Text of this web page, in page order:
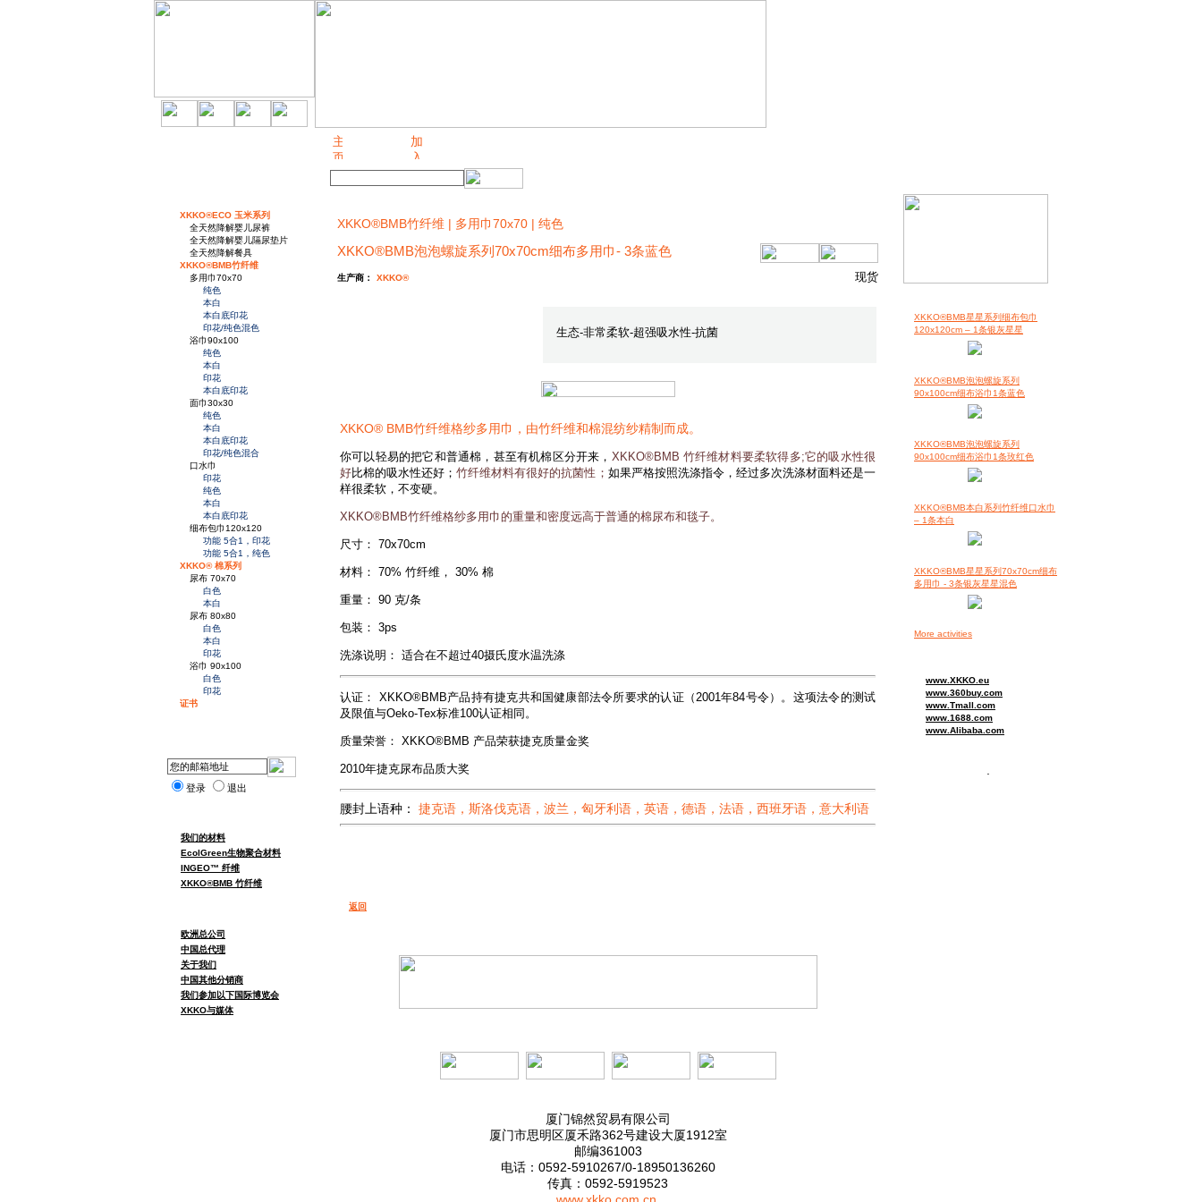
XKKO®ECO 玉米系列
全天然降解婴儿尿裤
全天然降解婴儿隔尿垫片
全天然降解餐具
XKKO®BMB竹纤维
多用巾70x70
纯色
本白
本白底印花
印花/纯色混色
浴巾90x100
纯色
本白
印花
本白底印花
面巾30x30
纯色
本白
本白底印花
印花/纯色混合
口水巾
印花
纯色
本白
本白底印花
细布包巾120x120
功能 5合1，印花
功能 5合1，纯色
XKKO® 棉系列
尿布 70x70
白色
本白
尿布 80x80
白色
本白
印花
浴巾 90x100
白色
印花
证书
登录 退出
我们的材料
EcolGreen生物聚合材料
INGEO™ 纤维
XKKO®BMB 竹纤维
欧洲总公司
中国总代理
关于我们
中国其他分销商
我们参加以下国际博览会
XKKO与媒体
XKKO®BMB星星系列细布包巾
120x120cm – 1条银灰星星
XKKO®BMB泡泡螺旋系列
90x100cm细布浴巾1条蓝色
XKKO®BMB泡泡螺旋系列
90x100cm细布浴巾1条玫红色
XKKO®BMB本白系列竹纤维口水巾
– 1条本白
XKKO®BMB星星系列70x70cm细布
多用巾 - 3条银灰星星混色
More activities
www.XKKO.eu
www.360buy.com
www.Tmall.com
www.1688.com
www.Alibaba.com
XKKO®BMB竹纤维 | 多用巾70x70 | 纯色
XKKO®BMB泡泡螺旋系列70x70cm细布多用巾- 3条蓝色
生产商： XKKO® 现货
生态-非常柔软-超强吸水性-抗菌
XKKO® BMB竹纤维格纱多用巾，由竹纤维和棉混纺纱精制而成。
你可以轻易的把它和普通棉，甚至有机棉区分开来， XKKO®BMB 竹纤维材料要柔软得多;它的吸水性很
好比棉的吸水性还好；竹纤维材料有很好的抗菌性； 如果严格按照洗涤指令，经过多次洗涤材面料还是一
样很柔软，不变硬。
XKKO®BMB竹纤维格纱多用巾的重量和密度远高于普通的棉尿布和毯子。
尺寸： 70x70cm
材料： 70% 竹纤维， 30% 棉
重量： 90 克/条
包装： 3ps
洗涤说明： 适合在不超过40摄氏度水温洗涤
认证：
XKKO®BMB产品持有捷克共和国健康部法令所要求的认证（2001年84号令）。这项法令的测试
及限值与Oeko-Tex标准100认证相同。
质量荣誉： XKKO®BMB 产品荣获捷克质量金奖
2010年捷克尿布品质大奖
腰封上语种： 捷克语，斯洛伐克语，波兰，匈牙利语，英语，德语，法语，西班牙语，意大利语
返回
厦门锦然贸易有限公司
厦门市思明区厦禾路362号建设大厦1912室
邮编361003
电话：0592-5910267/0-18950136260
传真：0592-5919523